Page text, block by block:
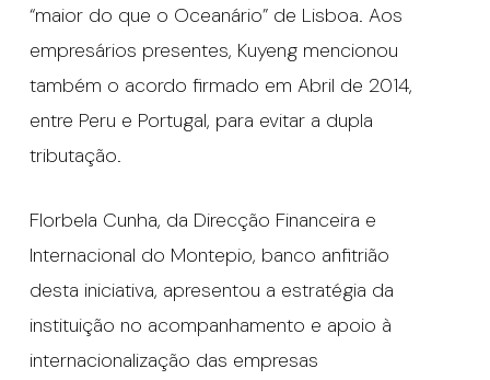
“maior do que o Oceanário” de Lisboa. Aos
empresários presentes, Kuyeng mencionou
também o acordo firmado em Abril de 2014,
entre Peru e Portugal, para evitar a dupla
tributação.
Florbela Cunha, da Direcção Financeira e
Internacional do Montepio, banco anfitrião
desta iniciativa, apresentou a estratégia da
instituição no acompanhamento e apoio à
internacionalização das empresas